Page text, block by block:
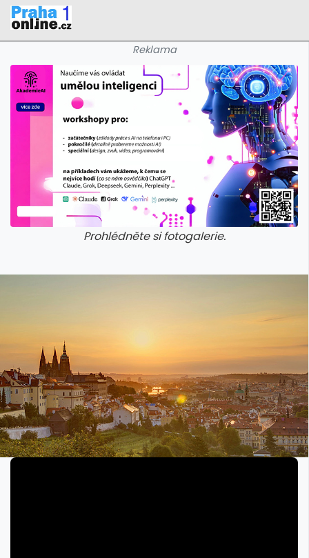
Reklama
Prohlédněte si fotogalerie.